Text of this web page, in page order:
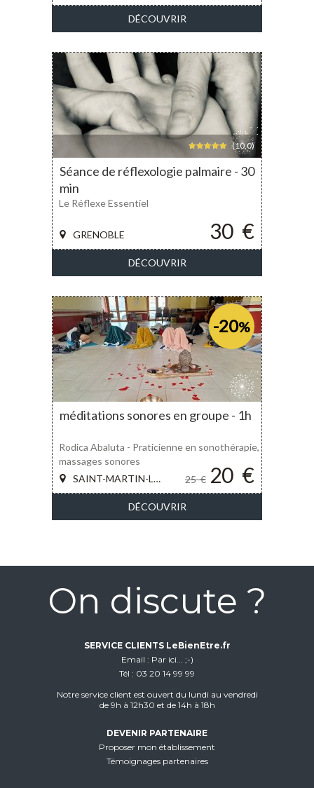
DÉCOUVRIR
(10,0)
Séance de réflexologie palmaire - 30
min
30 €
GRENOBLE
Le Réflexe Essentiel
DÉCOUVRIR
-20%
méditations sonores en groupe - 1h
25€ 20 €
SAINT-MARTIN-LE-VINOUX
Rodica Abaluta - Praticienne en sonothérapie,
massages sonores
DÉCOUVRIR
On discute ?
SERVICE CLIENTS LeBienEtre.fr
Email
Par ici... ;-)
Tél
03 20 14 99 99
Notre service client est ouvert du lundi au vendredi
de 9h à 12h30 et de 14h à 18h
DEVENIR PARTENAIRE
Proposer mon établissement
Témoignages partenaires